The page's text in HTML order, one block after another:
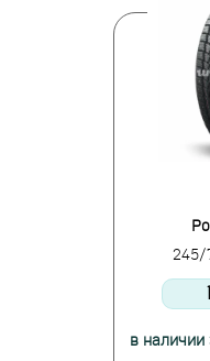
245/
в наличии